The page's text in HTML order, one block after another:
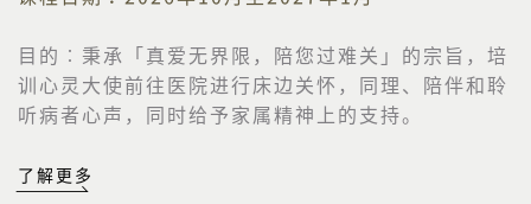
目的︰ 秉承「真爱无界限，陪您过难关」的宗旨，培
训心灵大使前往医院进行床边关怀，同理、陪伴和聆
听病者心声，同时给予家属精神上的支持。
了解更多